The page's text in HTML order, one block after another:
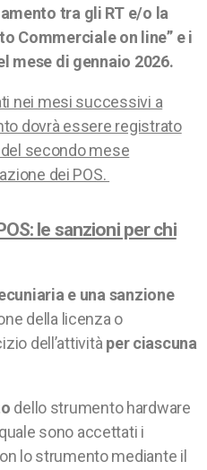
tra gli RT e/o la
Commerciale on line” e i
mese di gennaio 2026.
nei mesi successivi a
dovrà essere registrato
secondo mese
dei POS.
le sanzioni per chi
e una sanzione
della licenza o
dell’attivitàper ciascuna
dello strumento hardware
sono accettati i
lo strumento mediante il